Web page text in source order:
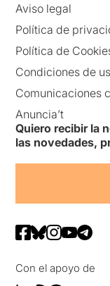
Aviso legal
Política de
Política de
Condiciones de
Comunicaciones
Anuncia’t
Quiero recibir la
las novedades,
Con el apoyo de